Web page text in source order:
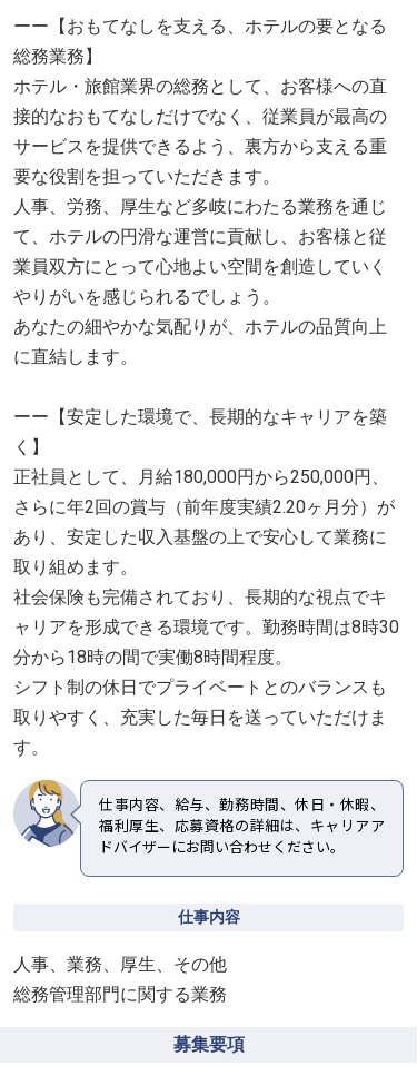
ーー【おもてなしを支える、ホテルの要となる
総務業務】
ホテル・旅館業界の総務として、お客様への直
接的なおもてなしだけでなく、従業員が最高の
サービスを提供できるよう、裏方から支える重
要な役割を担っていただきます。
人事、労務、厚生など多岐にわたる業務を通じ
て、ホテルの円滑な運営に貢献し、お客様と従
業員双方にとって心地よい空間を創造していく
やりがいを感じられるでしょう。
あなたの細やかな気配りが、ホテルの品質向上
に直結します。
ーー【安定した環境で、長期的なキャリアを築
く】
正社員として、月給180,000円から250,000円、
さらに年2回の賞与（前年度実績2.20ヶ月分）が
あり、安定した収入基盤の上で安心して業務に
取り組めます。
社会保険も完備されており、長期的な視点でキ
ャリアを形成できる環境です。勤務時間は8時30
分から18時の間で実働8時間程度。
シフト制の休日でプライベートとのバランスも
取りやすく、充実した毎日を送っていただけま
す。
仕事内容、給与、勤務時間、休日・休暇、
福利厚生、応募資格の詳細は、キャリアア
ドバイザーにお問い合わせください。
仕事内容
人事、業務、厚生、その他
総務管理部門に関する業務
募集要項